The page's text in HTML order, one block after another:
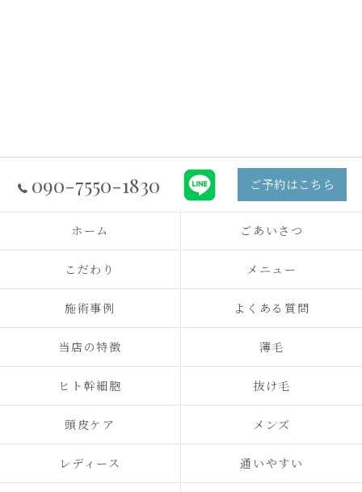
090-7550-1830 ご予約はこちら
ホーム ごあいさつ
こだわり メニュー
施術事例 よくある質問
当店の特徴 薄毛
ヒト幹細胞 抜け毛
頭皮ケア メンズ
レディース 通いやすい